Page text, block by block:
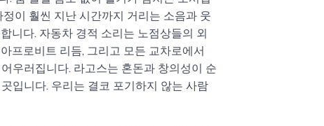
이 훨씬 지난 시간까지 거리는 소음과 웃
니다. 자동차 경적 소리는 노점상들의 외
프로비트 리듬, 그리고 모든 교차로에서
우러집니다. 라고스는 혼돈과 창의성이 순
입니다. 우리는 결코 포기하지 않는 사람